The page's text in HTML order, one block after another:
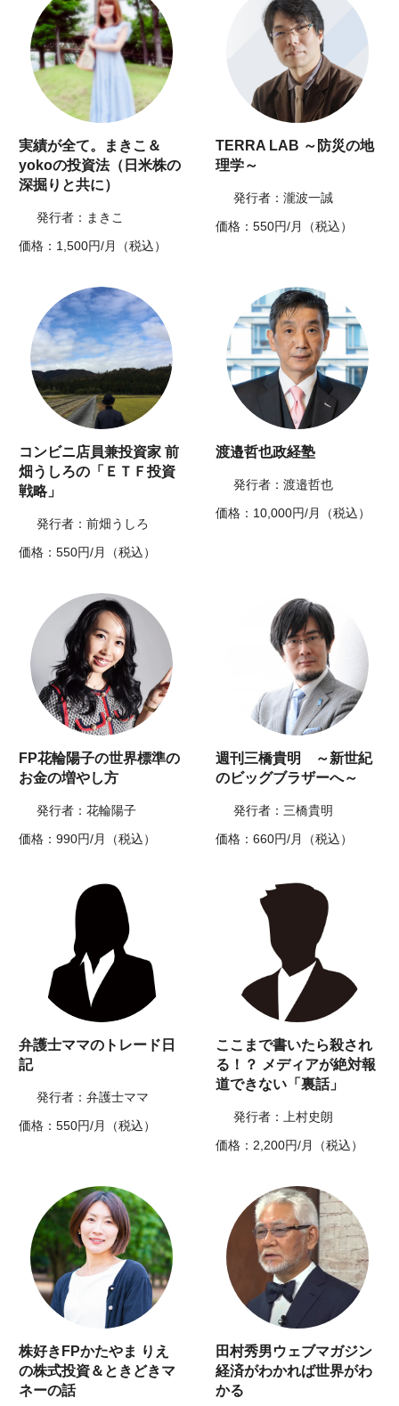
実績が全て。まきこ＆
yokoの投資法（日米株の
深掘りと共に）
発行者：まきこ
価格：1,500円/月（税込）
TERRA LAB ～防災の地
理学～
発行者：瀧波一誠
価格：550円/月（税込）
コンビニ店員兼投資家 前
畑うしろの「ＥＴＦ投資
戦略」
発行者：前畑うしろ
価格：550円/月（税込）
渡邉哲也政経塾
発行者：渡邉哲也
価格：10,000円/月（税込）
FP花輪陽子の世界標準の
お金の増やし方
発行者：花輪陽子
価格：990円/月（税込）
週刊三橋貴明 ～新世紀
のビッグブラザーへ～
発行者：三橋貴明
価格：660円/月（税込）
弁護士ママのトレード日
記
発行者：弁護士ママ
価格：550円/月（税込）
ここまで書いたら殺され
る！？ メディアが絶対報
道できない「裏話」
発行者：上村史朗
価格：2,200円/月（税込）
株好きFPかたやま りえ
の株式投資＆ときどきマ
ネーの話
田村秀男ウェブマガジン
経済がわかれば世界がわ
かる